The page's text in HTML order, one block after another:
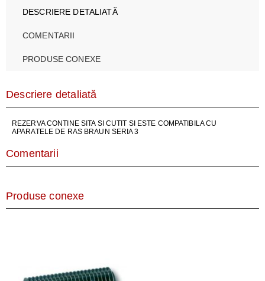
DESCRIERE DETALIATĂ
COMENTARII
PRODUSE CONEXE
Descriere detaliată
REZERVA CONTINE SITA SI CUTIT SI ESTE COMPATIBILA CU
APARATELE DE RAS BRAUN SERIA 3
Comentarii
Produse conexe